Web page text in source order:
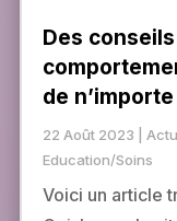
Des
de
22 Août 2023
Education/Soins
Voici un article